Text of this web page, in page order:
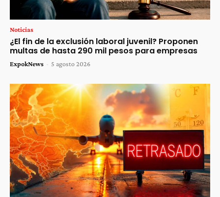
Noticias
¿El fin de la exclusión laboral juvenil? Proponen
multas de hasta 290 mil pesos para empresas
ExpokNews - 5 agosto 2026